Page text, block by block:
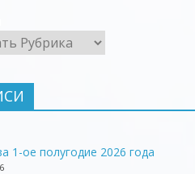
1-ое полугодие 2026 года